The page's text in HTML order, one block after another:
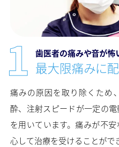
⻭医者の痛みや⾳が怖
最⼤限痛みに
痛みの原因を取り除くため
酔、注射スピードが一定の
を用いています。痛みが不
心して治療を受けることがで